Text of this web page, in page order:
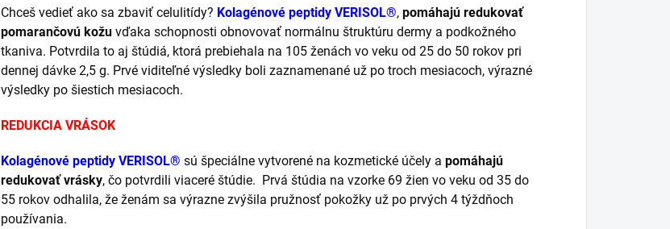
Chceš vedieť ako sa zbaviť celulitídy? Kolagénové peptidy VERISOL®, pomáhajú redukovať
pomarančovú kožu vďaka schopnosti obnovovať normálnu štruktúru dermy a podkožného
tkaniva. Potvrdila to aj štúdiá, ktorá prebiehala na 105 ženách vo veku od 25 do 50 rokov pri
dennej dávke 2,5 g. Prvé viditeľné výsledky boli zaznamenané už po troch mesiacoch, výrazné
výsledky po šiestich mesiacoch.
REDUKCIA VRÁSOK
Kolagénové peptidy VERISOL® sú špeciálne vytvorené na kozmetické účely a pomáhajú
redukovať vrásky, čo potvrdili viaceré štúdie. Prvá štúdia na vzorke 69 žien vo veku od 35 do
55 rokov odhalila, že ženám sa výrazne zvýšila pružnosť pokožky už po prvých 4 týždňoch
používania.